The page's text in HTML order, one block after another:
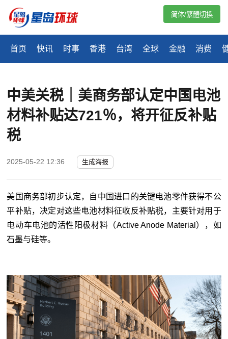
首页 快讯 时事 香港 台湾 全球 金融 消费
简体/繁體切換
中美关税｜美商务部认定中国电池
材料补贴达721％，将开征反补贴
税
2025-05-22 12:36 生成海报
美国商务部初步认定，自中国进口的关键电池零件获得不公
平补贴，决定对这些电池材料征收反补贴税，主要针对用于
电动车电池的活性阳极材料（Active Anode Material），如
石墨与硅等。